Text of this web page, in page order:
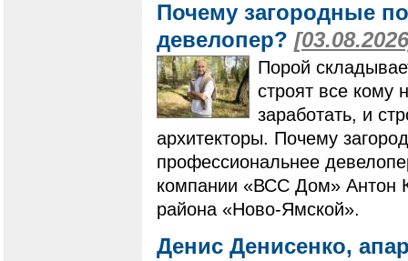
Почему загородные
девелопер?
Порой
строят все
заработать, и
архитекторы. Почему
профессиональнее
компании «ВСС Дом» Антон
района «Ново-Ямской».
Денис Денисенко,